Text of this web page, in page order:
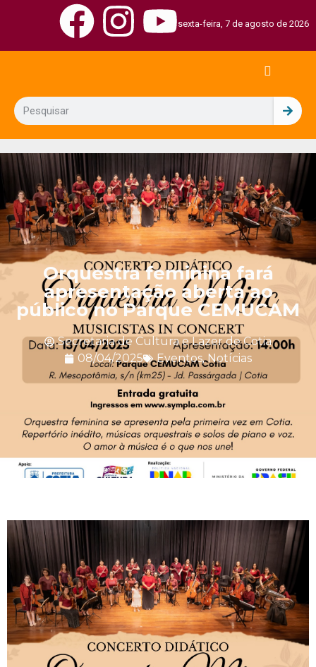
sexta-feira, 7 de agosto de 2026
Orquestra feminina fará
apresentação aberta ao
público no Parque CEMUCAM
Secretaria de Cultura e Lazer de Cotia
08/04/2025
Eventos,Notícias